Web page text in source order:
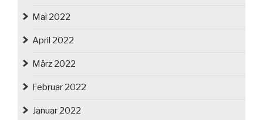
Mai 2022
April 2022
März 2022
Februar 2022
Januar 2022